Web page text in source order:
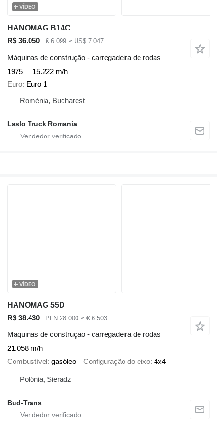
VÍDEO
HANOMAG B14C
R$ 36.050
€ 6.099 ≈ US$ 7.047
Máquinas de construção - carregadeira de rodas
1975
15.222 m/h
Euro Euro 1
Roménia, Bucharest
Laslo Truck Romania
VÍDEO
HANOMAG 55D
R$ 38.430
PLN 28.000 ≈ € 6.503
Máquinas de construção - carregadeira de rodas
21.058 m/h
Combustível gasóleo Configuração do eixo 4x4
Polónia, Sieradz
Bud-Trans